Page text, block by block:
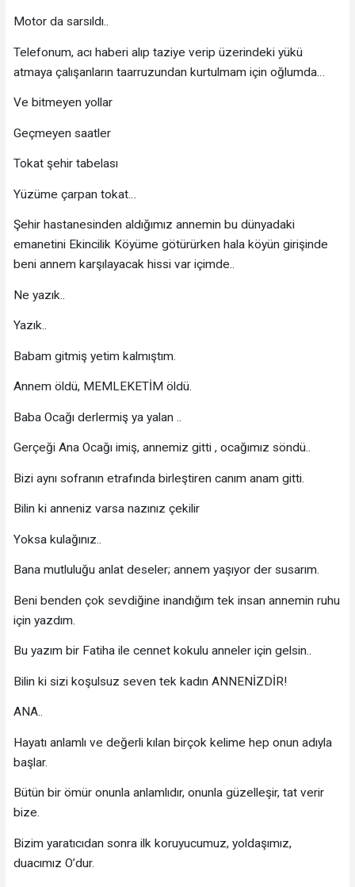
Motor da sarsıldı..
Telefonum, acı haberi alıp taziye verip üzerindeki yükü
atmaya çalışanların taarruzundan kurtulmam için oğlumda…
Ve bitmeyen yollar
Geçmeyen saatler
Tokat şehir tabelası
Yüzüme çarpan tokat…
Şehir hastanesinden aldığımız annemin bu dünyadaki
emanetini Ekincilik Köyüme götürürken hala köyün girişinde
beni annem karşılayacak hissi var içimde..
Ne yazık..
Yazık..
Babam gitmiş yetim kalmıştım.
Annem öldü, MEMLEKETİM öldü.
Baba Ocağı derlermiş ya yalan ..
Gerçeği Ana Ocağı imiş, annemiz gitti , ocağımız söndü..
Bizi aynı sofranın etrafında birleştiren canım anam gitti.
Bilin ki anneniz varsa nazınız çekilir
Yoksa kulağınız..
Bana mutluluğu anlat deseler; annem yaşıyor der susarım.
Beni benden çok sevdiğine inandığım tek insan annemin ruhu
için yazdım.
Bu yazım bir Fatiha ile cennet kokulu anneler için gelsin..
Bilin ki sizi koşulsuz seven tek kadın ANNENİZDİR!
ANA..
Hayatı anlamlı ve değerli kılan birçok kelime hep onun adıyla
başlar.
Bütün bir ömür onunla anlamlıdır, onunla güzelleşir, tat verir
bize.
Bizim yaratıcıdan sonra ilk koruyucumuz, yoldaşımız,
duacımız O’dur.